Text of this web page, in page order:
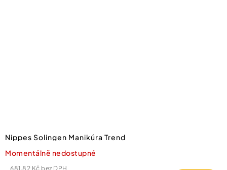
Nippes Solingen Manikúra Trend
Momentálně nedostupné
681,82 Kč bez DPH